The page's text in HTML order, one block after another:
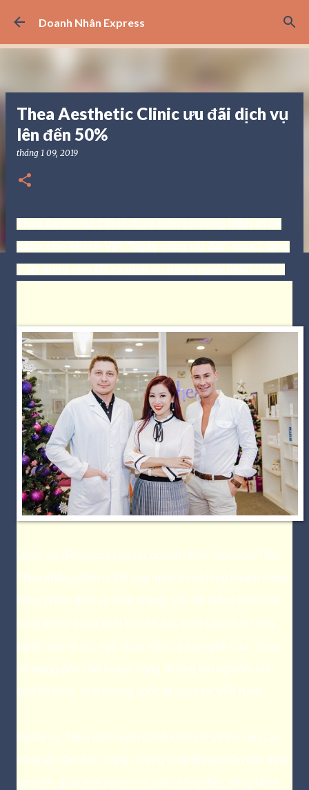
Chuyển đến nội dung chính
Doanh Nhân Express
Thea Aesthetic Clinic ưu đãi dịch vụ
lên đến 50%
tháng 1 09, 2019
Thea Aesthetic Clinic thực hiện chương trình tri ân
dành cho khách VIP “Ngày vàng ưu đãi” mua 1 tặng
1 áp dụng cho tất cả dịch vụ trong ngày 09/01/2019.
Dưới sự điều hành của nữ doanh nhân Valencia Trần,
Thea khẳng định vị thế của mình trong lòng khách hàng
bằng nhiều dịch vụ chất lượng. Với hệ thống thẩm mỹ
sang trọng, trang thiết bị hiện đại, luôn cập nhật công
nghệ mới và đội ngũ nhân viên có tay nghề cao, Thea
sẽ mang đến cho khách hàng những trải nghiệm làm
đẹp tốt nhất, chất lượng quốc tế ngay tại Việt Nam.
Ngoài ra, Thea tâm huyết dành kinh phí tài trợ cho các
công tác tâm linh, cùng những hoạt động nhân đạo thiện
nguyện, giúp mọi người có cuộc sống đẹp, sống khỏe